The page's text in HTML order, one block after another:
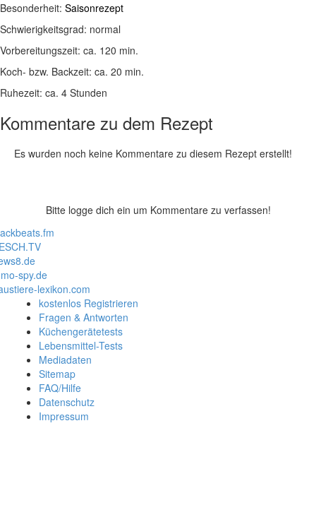
Besonderheit: Saisonrezept
Schwierigkeitsgrad: normal
Vorbereitungszeit: ca. 120 min.
Koch- bzw. Backzeit: ca. 20 min.
Ruhezeit: ca. 4 Stunden
Kommentare zu dem Rezept
Es wurden noch keine Kommentare zu diesem Rezept erstellt!
Bitte logge dich ein um Kommentare zu verfassen!
spy.de
lexikon.com
kostenlos Registrieren
Fragen & Antworten
Küchengerätetests
Lebensmittel-Tests
Mediadaten
Sitemap
FAQ/Hilfe
Datenschutz
Impressum